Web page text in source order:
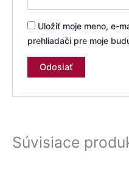
Uložiť moje meno, e-
prehliadači pre moje
Súvisiace